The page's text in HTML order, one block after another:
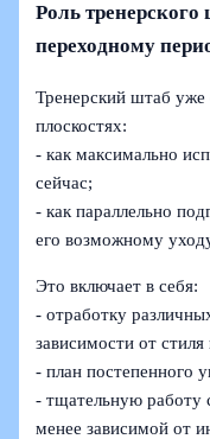
Роль
переходному
Тренерский штаб
плоскостях:
- как максимально
сейчас;
- как параллельно
его возможному
Это включает в себя:
- отработку
зависимости от стиля
- план постепенного
- тщательную работу
менее зависимой от